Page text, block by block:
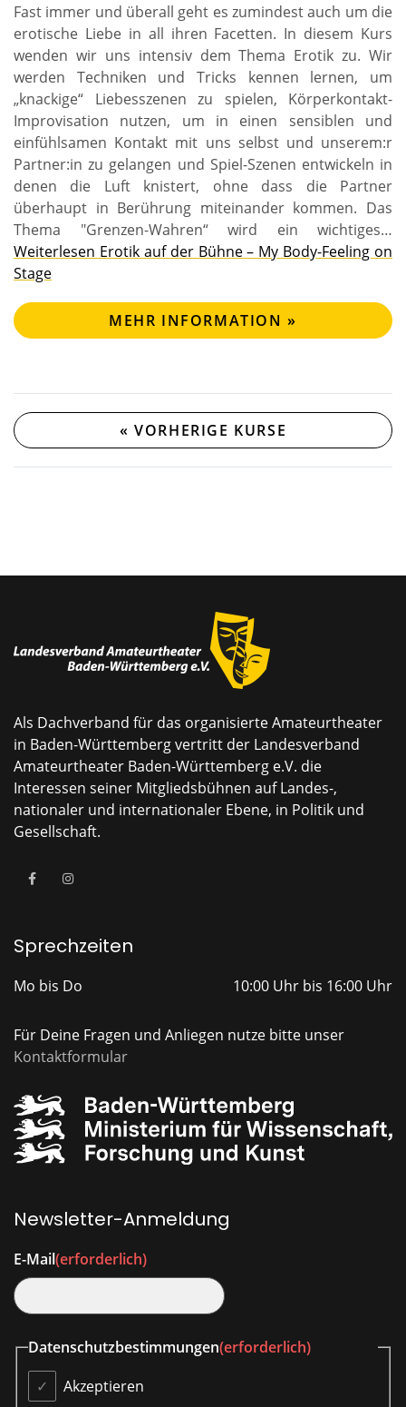
Fast immer und überall geht es zumindest auch um die
erotische Liebe in all ihren Facetten. In diesem Kurs
wenden wir uns intensiv dem Thema Erotik zu. Wir
werden Techniken und Tricks kennen lernen, um
„knackige“ Liebesszenen zu spielen, Körperkontakt-
Improvisation nutzen, um in einen sensiblen und
einfühlsamen Kontakt mit uns selbst und unserem:r
Partner:in zu gelangen und Spiel-Szenen entwickeln in
denen die Luft knistert, ohne dass die Partner
überhaupt in Berührung miteinander kommen. Das
Thema "Grenzen-Wahren“ wird ein wichtiges…
Weiterlesen Erotik auf der Bühne – My Body-Feeling on
Stage
MEHR INFORMATION »
« VORHERIGE KURSE
Als Dachverband für das organisierte Amateurtheater
in Baden-Württemberg vertritt der Landesverband
Amateurtheater Baden-Württemberg e.V. die
Interessen seiner Mitgliedsbühnen auf Landes-,
nationaler und internationaler Ebene, in Politik und
Gesellschaft.
Sprechzeiten
Mo bis Do 10:00 Uhr bis 16:00 Uhr
Für Deine Fragen und Anliegen nutze bitte unser
Kontaktformular
Newsletter-Anmeldung
E-Mail(erforderlich)
Datenschutzbestimmungen(erforderlich)
Akzeptieren